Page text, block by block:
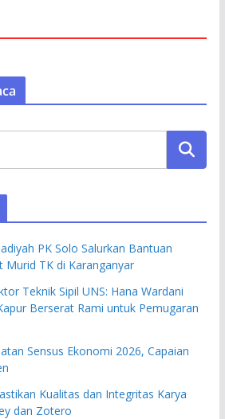
PK Solo Salurkan Bantuan
Murid TK di Karanganyar
Teknik Sipil UNS: Hana Wardani
Berserat Rami untuk Pemugaran
Sensus Ekonomi 2026, Capaian
Kualitas dan Integritas Karya
dan Zotero